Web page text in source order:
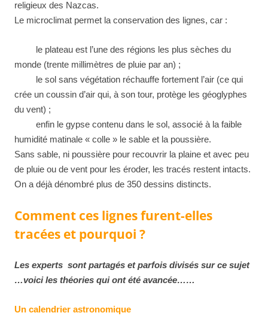
religieux des Nazcas.
Le microclimat permet la conservation des lignes, car :
le plateau est l’une des régions les plus sèches du
monde (trente millimètres de pluie par an) ;
le sol sans végétation réchauffe fortement l’air (ce qui
crée un coussin d’air qui, à son tour, protège les géoglyphes
du vent) ;
enfin le gypse contenu dans le sol, associé à la faible
humidité matinale « colle » le sable et la poussière.
Sans sable, ni poussière pour recouvrir la plaine et avec peu
de pluie ou de vent pour les éroder, les tracés restent intacts.
On a déjà dénombré plus de 350 dessins distincts.
Comment ces lignes furent-elles
tracées et pourquoi ?
Les experts sont partagés et parfois divisés sur ce sujet
…voici les théories qui ont été avancée……
Un calendrier astronomique